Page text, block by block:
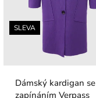
SLEVA
Dámský kardigan se
zapínáním Verpass